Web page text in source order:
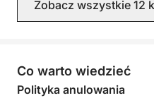
Sprzątanie końcowe 60
Opłaty portowe 121 EUR
Dodatki:
Zobacz wszystkie 12
Co warto wiedzieć
Polityka anulowania